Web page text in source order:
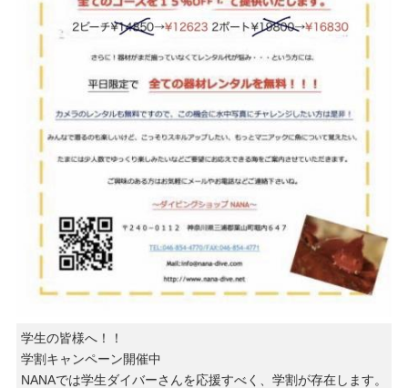
学生の皆様へ！！
学割キャンペーン開催中
NANAでは学生ダイバーさんを応援すべく、学割が存在します。